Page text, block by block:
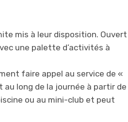
mis à leur disposition. Ouvert
une palette d’activités à
faire appel au service de «
long de la journée à partir de
ou au mini-club et peut